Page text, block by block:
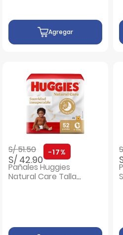
Agregar
Precio rebajado de
S/ 51.50a
S/ 42.90
-17%
Pañales Huggies
Natural Care Talla